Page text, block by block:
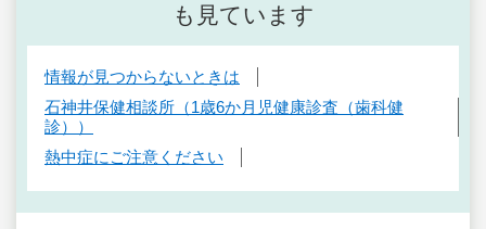
も見ています
情報が見つからないときは
石神井保健相談所（1歳6か月児健康診査（歯科健
診））
熱中症にご注意ください